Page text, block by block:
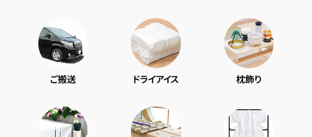
ご搬送 ドライアイス 枕飾り